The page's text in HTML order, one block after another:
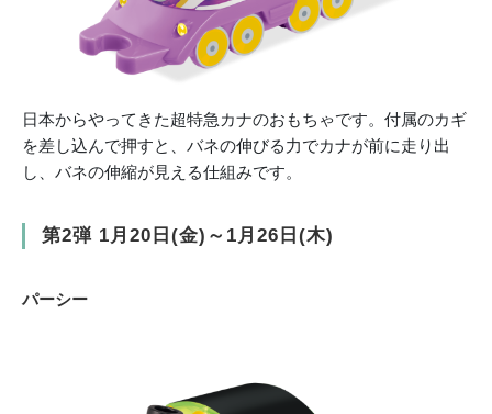
日本からやってきた超特急カナのおもちゃです。付属のカギ
を差し込んで押すと、バネの伸びる力でカナが前に走り出
し、バネの伸縮が見える仕組みです。
第2弾 1月20日(金)～1月26日(木)
パーシー